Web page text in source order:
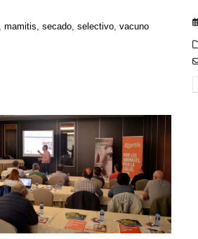
mamitis, secado, selectivo, vacuno